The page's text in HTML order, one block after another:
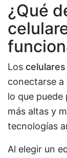
¿Qué
Los
conectarse a
lo que
más altas y
tecnologías
Al elegir un